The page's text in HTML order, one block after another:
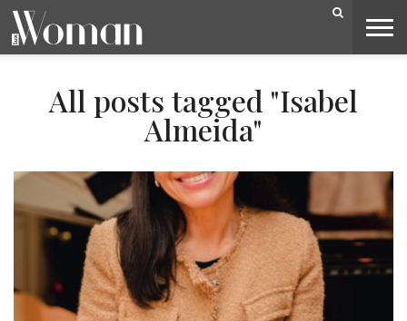
BELEZA
CAPA
LIFESTYLE
MODA
OPINIÃO
PESSOAS
SOCIEDADE
VIDEOS
All posts tagged "Isabel
Almeida"